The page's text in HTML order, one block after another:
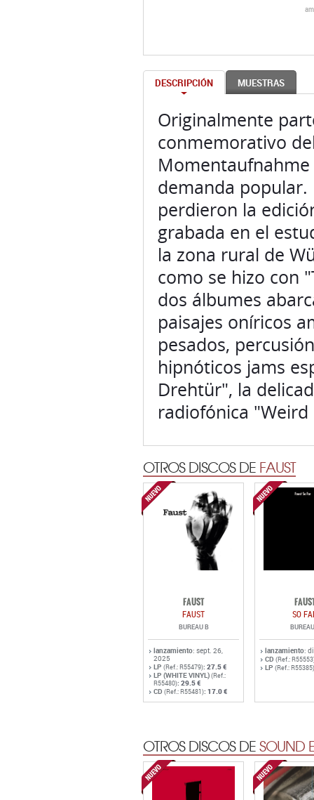
DESCRIPCIÓN MUESTRAS
Originalmente
conmemorativo
demanda popular.
perdieron la
grabada en el
la zona rural de
como se hizo con
dos álbumes
paisajes oníricos
pesados,
hipnóticos jams
Drehtür", la
radiofónica
OTROS DISCOS DE FAUST
FAUST
FAUST
BUREAU B
lanzamiento: sept. 26,
2025
LP (Ref.: R55479): 27.5 €
LP (WHITE VINYL)(Ref.:
R55480): 29.5 €
CD (Ref.: R55481): 17.0 €
SO
lanzamiento:
CD (Ref.:
LP (Ref.: R55385)
OTROS DISCOS DESOUND